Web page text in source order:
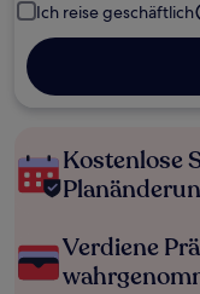
Ich reise geschäftlich
Kostenlose
Verdiene